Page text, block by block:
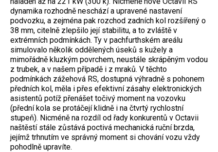
dynamika rozhodně neschází a upravené nastavení
podvozku, a zejména pak rozchod zadních kol rozšířený o
38 mm, citelně zlepšilo její stabilitu, a to zvláště v
extrémních podmínkách. Ty v pachfurthském areálu
simulovalo několik oddělených úseků s kužely a
mimořádně kluzkým povrchem, neustále skrápěným vodou
z trubek, a v našem případě i z mraků. V těchto
podmínkách zážehová RS, dostupná výhradně s pohonem
předních kol, měla i přes efektivní zásahy elektronických
asistentů potíž přenášet točivý moment na vozovku
(přední kola se protáčejí klidně i na čtvrtý rychlostní
stupeň). Nicméně na rozdíl od řady konkurentů v Octavii
naštěstí stále zůstává poctivá mechanická ruční brzda,
jejímž trhnutím ve správný moment si chování vozu vždy
pohodlně upravíte.